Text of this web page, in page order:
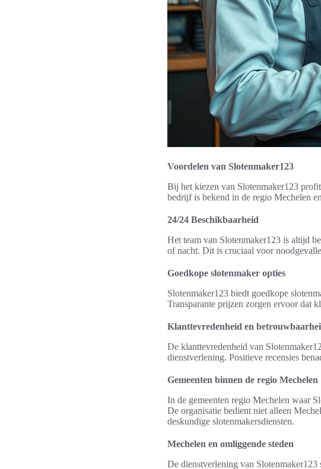
Voordelen van Slotenmaker123
Bij het kiezen van Slotenmaker123
bedrijf is bekend in de regio Mechelen
24/24 Beschikbaarheid
Het team van Slotenmaker123 is altijd
of nacht. Dit is cruciaal voor
Goedkope slotenmaker opties
Slotenmaker123 biedt goedkope
Transparante prijzen zorgen ervoor dat
Klanttevredenheid en
De klanttevredenheid van
dienstverlening. Positieve recensies
Gemeenten binnen de regio Mechelen
In de gemeenten regio Mechelen waar
De organisatie bedient niet alleen
deskundige slotenmakersdiensten.
Mechelen en omliggende steden
De dienstverlening van